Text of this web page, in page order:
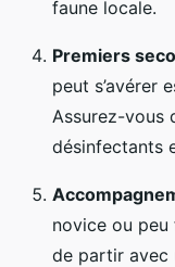
faune locale.
Premiers
peut s’avérer
Assurez-vous
désinfectants
novice ou peu
de partir avec